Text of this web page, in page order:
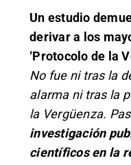
Un estudio
derivar a los
‘Protocolo de la
No fue ni tras la
alarma ni tras la
la Vergüenza.
investigación
científicos en la